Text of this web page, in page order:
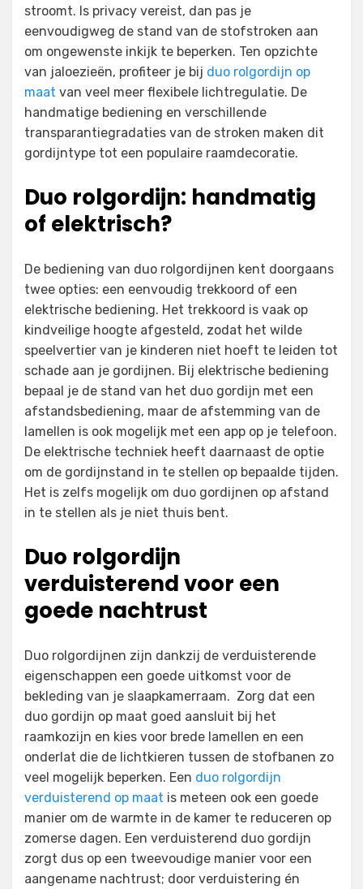
stroomt. Is privacy vereist, dan pas je
eenvoudigweg de stand van de stofstroken aan
om ongewenste inkijk te beperken. Ten opzichte
van jaloezieën, profiteer je bij duo rolgordijn op
maat van veel meer flexibele lichtregulatie. De
handmatige bediening en verschillende
transparantiegradaties van de stroken maken dit
gordijntype tot een populaire raamdecoratie.
Duo rolgordijn: handmatig
of elektrisch?
De bediening van duo rolgordijnen kent doorgaans
twee opties: een eenvoudig trekkoord of een
elektrische bediening. Het trekkoord is vaak op
kindveilige hoogte afgesteld, zodat het wilde
speelvertier van je kinderen niet hoeft te leiden tot
schade aan je gordijnen. Bij elektrische bediening
bepaal je de stand van het duo gordijn met een
afstandsbediening, maar de afstemming van de
lamellen is ook mogelijk met een app op je telefoon.
De elektrische techniek heeft daarnaast de optie
om de gordijnstand in te stellen op bepaalde tijden.
Het is zelfs mogelijk om duo gordijnen op afstand
in te stellen als je niet thuis bent.
Duo rolgordijn
verduisterend voor een
goede nachtrust
Duo rolgordijnen zijn dankzij de verduisterende
eigenschappen een goede uitkomst voor de
bekleding van je slaapkamerraam. Zorg dat een
duo gordijn op maat goed aansluit bij het
raamkozijn en kies voor brede lamellen en een
onderlat die de lichtkieren tussen de stofbanen zo
veel mogelijk beperken. Een duo rolgordijn
verduisterend op maat is meteen ook een goede
manier om de warmte in de kamer te reduceren op
zomerse dagen. Een verduisterend duo gordijn
zorgt dus op een tweevoudige manier voor een
aangename nachtrust; door verduistering én